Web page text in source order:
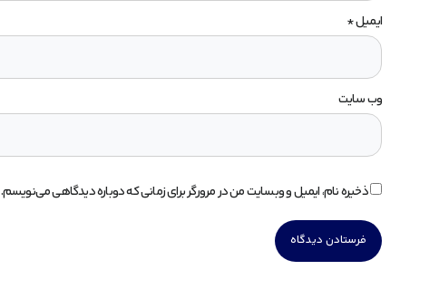
ایمیل*
وب‌ سایت
ذخیره نام، ایمیل و وبسایت من در مرورگر برای زمانی که دوباره دیدگاهی می‌نویسم.